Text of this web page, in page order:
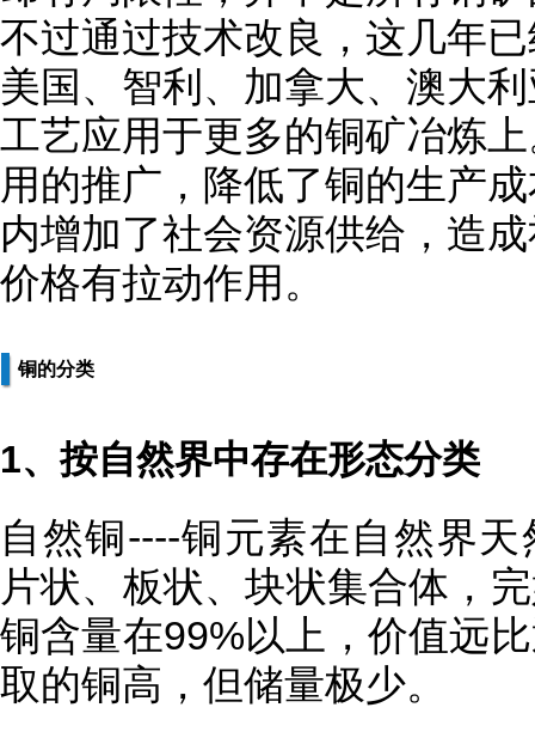
不过通过技术改良，这几年
美国、智利、加拿大、澳大
工艺应用于更多的铜矿冶炼
用的推广，降低了铜的生产
内增加了社会资源供给，造
价格有拉动作用。
铜的分类
1、按自然界中存在形态分类
自然铜----铜元素在自然界
片状、板状、块状集合体，
铜含量在99%以上，价值远
取的铜高，但储量极少。